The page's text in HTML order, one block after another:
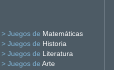
> Juegos de Matemáticas
> Juegos de Historia
> Juegos de Literatura
> Juegos de Arte